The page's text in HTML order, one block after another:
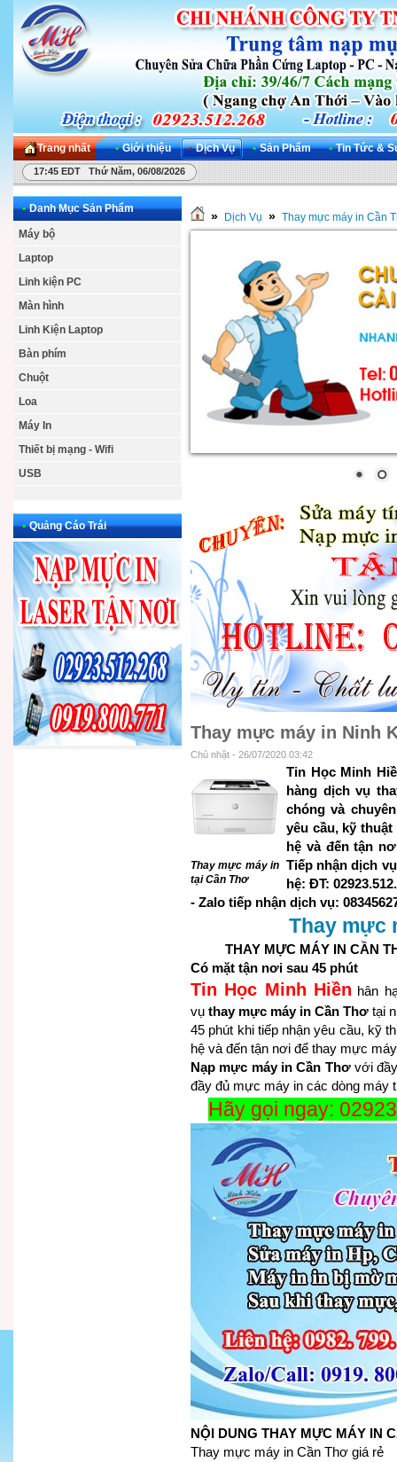
Trang nhất • Giới thiệu • Dịch Vụ • Sản Phẩm • Tin Tức &
17:45 EDT Thứ Năm, 06/08/2026
• Danh Mục Sản Phẩm
Máy bộ
Laptop
Linh kiện PC
Màn hình
Linh Kiện Laptop
Bàn phím
Chuột
Loa
Máy In
Thiết bị mạng - Wifi
USB
• Quảng Cáo Trái
» Dịch Vụ » Thay mực máy in Cần
Thay mực máy in Ninh
Chủ nhật - 26/07/2020 03:42
Thay mực máy in
tại Cần Thơ
Tin Học Minh
hàng dịch vụ
chóng và
yêu cầu, kỹ
hệ và đến tận
Tiếp nhận dịch
hệ: ĐT:
- Zalo tiếp nhận dịch vụ:
Thay mực
THAY MỰC MÁY IN CẦN
Có mặt tận nơi sau 45 phút
Tin Học Minh Hiền hân
vụ thay mực máy in Cần Thơ tại
45 phút khi tiếp nhận yêu cầu, kỹ
hệ và đến tận nơi để thay mực
Nạp mực máy in Cần Thơvới đầy
đầy đủ mực máy in các dòng máy
Hãy gọi ngay:
NỘI DUNG THAY MỰC MÁY IN
Thay mực máy in Cần Thơ giá rẻ